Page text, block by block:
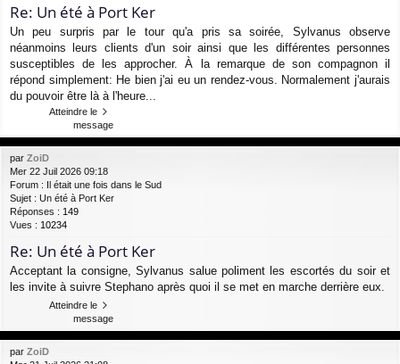
Re: Un été à Port Ker
Un peu surpris par le tour qu'a pris sa soirée, Sylvanus observe
néanmoins leurs clients d'un soir ainsi que les différentes personnes
susceptibles de les approcher. À la remarque de son compagnon il
répond simplement: He bien j'ai eu un rendez-vous. Normalement j'aurais
du pouvoir être là à l'heure...
Atteindre le
message
par ZoiD
Mer 22 Juil 2026 09:18
Forum : Il était une fois dans le Sud
Sujet : Un été à Port Ker
Réponses : 149
Vues : 10234
Re: Un été à Port Ker
Acceptant la consigne, Sylvanus salue poliment les escortés du soir et
les invite à suivre Stephano après quoi il se met en marche derrière eux.
Atteindre le
message
par ZoiD